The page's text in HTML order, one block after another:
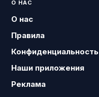
О НАС
О нас
Правила
Конфиденциальность
Наши приложения
Реклама